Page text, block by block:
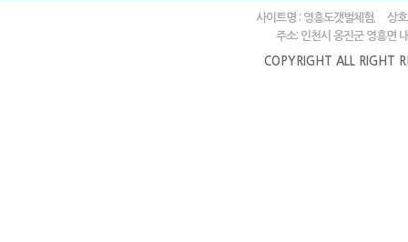
사이트명 : 영흥도갯벌체험.
상
주소: 인천시 옹진군 영흥면
COPYRIGHT ALL RIGHT